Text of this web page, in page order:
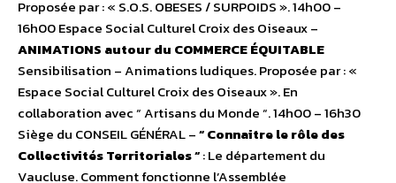
Proposée par : « S.O.S. OBESES / SURPOIDS ». 14h00 –
16h00 Espace Social Culturel Croix des Oiseaux –
ANIMATIONS autour du COMMERCE ÉQUITABLE
Sensibilisation – Animations ludiques. Proposée par : «
Espace Social Culturel Croix des Oiseaux ». En
collaboration avec “ Artisans du Monde “. 14h00 – 16h30
Siège du CONSEIL GÉNÉRAL –“ Connaitre le rôle des
Collectivités Territoriales “: Le département du
Vaucluse. Comment fonctionne l’Assemblée